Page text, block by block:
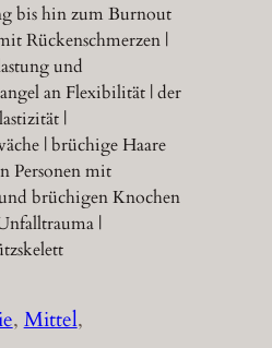
bis hin zum Burnout
Rückenschmerzen |
und
an Flexibilität | der
|
| brüchige Haare
Personen mit
brüchigen Knochen
|
, Mittel